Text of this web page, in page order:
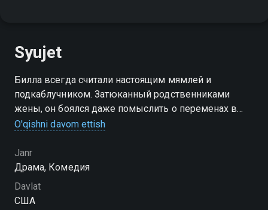
Syujet
Билла всегда считали настоящим мямлей и
подкаблучником. Затюканный родственниками
жены, он боялся даже помыслить о переменах в
жизни. Но однажды видеокамера запечатлела
"звездой" теленовостей
O'qishni davom ettish
Janr
Драма, Комедия
Davlat
США